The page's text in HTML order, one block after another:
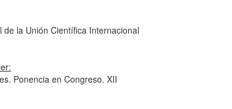
la Unión Científica Internacional
Ponencia en Congreso. XII